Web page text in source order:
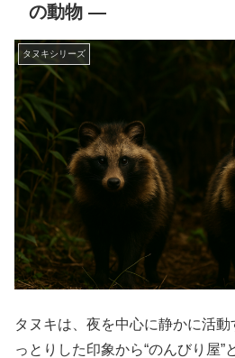
の動物 ―
タヌキシリーズ
タヌキは、夜を中心に静かに活
っとりした印象から“のんびり屋”